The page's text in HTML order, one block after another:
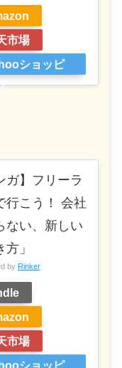
市場
ショッピ
ガ】フリーラ
行こう！ 会社
ない、新しい
方」
by Rinker
市場
ショッピ